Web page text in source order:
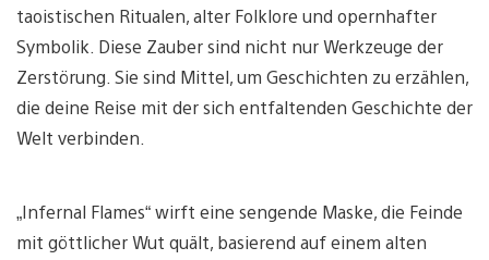
taoistischen Ritualen, alter Folklore und opernhafter
Symbolik. Diese Zauber sind nicht nur Werkzeuge der
Zerstörung. Sie sind Mittel, um Geschichten zu erzählen,
die deine Reise mit der sich entfaltenden Geschichte der
Welt verbinden.
„Infernal Flames“ wirft eine sengende Maske, die Feinde
mit göttlicher Wut quält, basierend auf einem alten